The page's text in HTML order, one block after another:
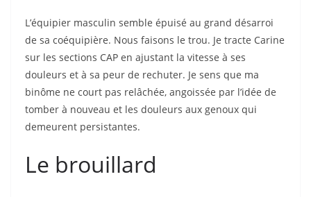
L’équipier masculin semble épuisé au grand désarroi
de sa coéquipière. Nous faisons le trou. Je tracte Carine
sur les sections CAP en ajustant la vitesse à ses
douleurs et à sa peur de rechuter. Je sens que ma
binôme ne court pas relâchée, angoissée par l’idée de
tomber à nouveau et les douleurs aux genoux qui
demeurent persistantes.
Le brouillard